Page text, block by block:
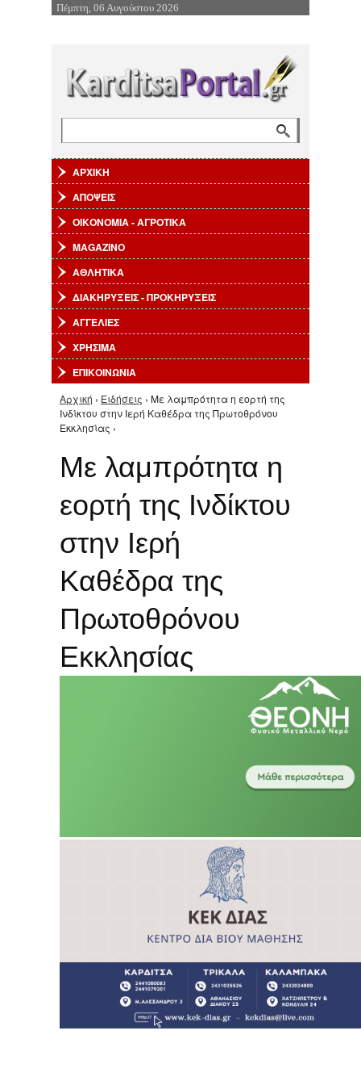
Επιστροφή στην Πλοήγηση
Πέμπτη, 06 Αυγούστου 2026
ΑΡΧΙΚΗ
ΑΠΟΨΕΙΣ
ΟΙΚΟΝΟΜΙΑ - ΑΓΡΟΤΙΚΑ
MAGAZINO
ΑΘΛΗΤΙΚΑ
ΔΙΑΚΗΡΥΞΕΙΣ - ΠΡΟΚΗΡΥΞΕΙΣ
ΑΓΓΕΛΙΕΣ
ΧΡΗΣΙΜΑ
ΕΠΙΚΟΙΝΩΝΙΑ
Είστε εδώ
Αρχική › Ειδήσεις › Με λαμπρότητα η εορτή της
Ινδίκτου στην Ιερή Καθέδρα της Πρωτοθρόνου
Εκκλησίας ›
Με λαμπρότητα η
εορτή της Ινδίκτου
στην Ιερή
Καθέδρα της
Πρωτοθρόνου
Εκκλησίας